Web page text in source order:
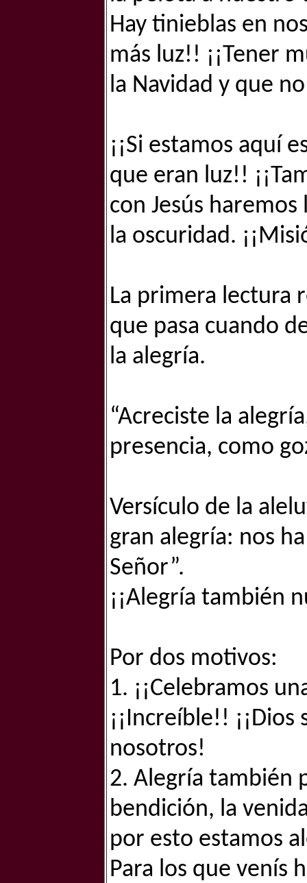
Hay tinieblas en
más luz!! ¡¡Tener
la Navidad y que
¡¡Si estamos aquí
que eran luz!!
con Jesús
la oscuridad.
La primera lectura
que pasa cuando
la alegría.
“Acreciste la
presencia, como
Versículo de la
gran alegría: nos
Señor”.
¡¡Alegría también
Por dos motivos:
1. ¡¡Celebramos
¡¡Increíble!!
nosotros!
2. Alegría también
bendición, la
por esto estamos
Para los que venís